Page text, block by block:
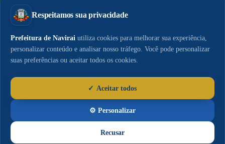
PrefeituraZAP Central de Serviços
LGPD Acesso à Informação
publicações e gestão da comunicação sob
responsabilidade da Assessoria de Imprensa.
E-mail da Assessoria:imprensa@navirai.ms.gov.br
Central Telefônica:(67) 3409-1500(Ramal da Imprensa)